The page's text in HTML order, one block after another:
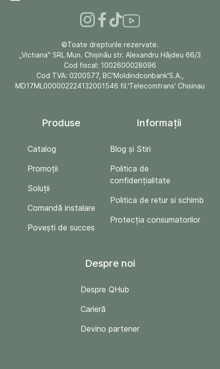
©Toate drepturile rezervate.
„Victiana" SRL Mun. Chişinău str. Alexandru Hâjdeu 66/3
Cod fiscal: 1002600028096
Cod TVA: 0200577, BC'Moldindconbank'S.A.,
MD17ML000002224132001546 fil.'Telecomtrans' Chisinau
Produse
Catalog
Promoții
Soluții
Comandă instalare
Povești de succes
Informații
Blog și Stiri
Politica de
confidențialitate
Politica de retur si schimb
Protecția consumatorilor
Despre noi
Despre QHub
Carieră
Devino partener